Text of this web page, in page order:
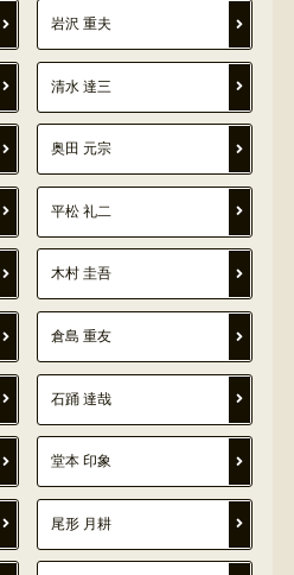
岩沢 重夫
清水 達三
奥田 元宗
平松 礼二
木村 圭吾
倉島 重友
石踊 達哉
堂本 印象
尾形 月耕